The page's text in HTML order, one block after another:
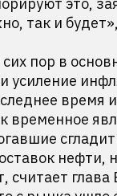
так и
пор в
усиление
время
временное
нефти,
считает глава